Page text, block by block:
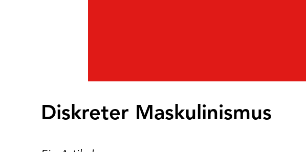
Diskreter Maskulinismus